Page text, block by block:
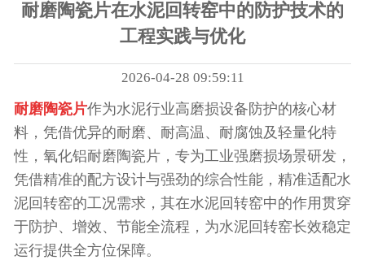
耐磨陶瓷片在水泥回转窑中的防护技术的
工程实践与优化
2026-04-28 09:59:11
耐磨陶瓷片作为水泥行业高磨损设备防护的核心材
料，凭借优异的耐磨、耐高温、耐腐蚀及轻量化特
性，氧化铝耐磨陶瓷片，专为工业强磨损场景研发，
凭借精准的配方设计与强劲的综合性能，精准适配水
泥回转窑的工况需求，其在水泥回转窑中的作用贯穿
于防护、增效、节能全流程，为水泥回转窑长效稳定
运行提供全方位保障。